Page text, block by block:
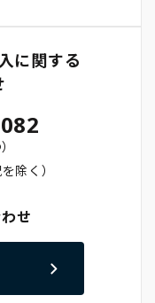
に関する
除く）
せ